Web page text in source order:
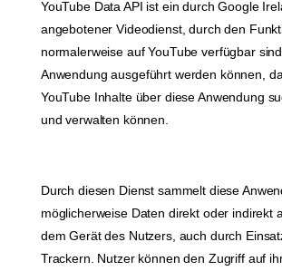
YouTube Data API ist ein durch Google
angebotener Videodienst, durch den
normalerweise auf YouTube verfügbar
Anwendung ausgeführt werden können,
YouTube Inhalte über diese Anwendung
und verwalten können.
Durch diesen Dienst sammelt diese
möglicherweise Daten direkt oder indirekt
dem Gerät des Nutzers, auch durch
Trackern. Nutzer können den Zugriff auf